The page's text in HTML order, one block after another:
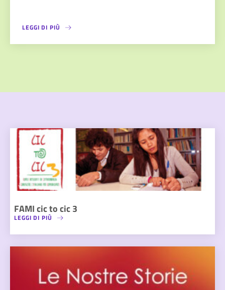
LEGGI DI PIÙ
FAMI cic to cic 3
LEGGI DI PIÙ